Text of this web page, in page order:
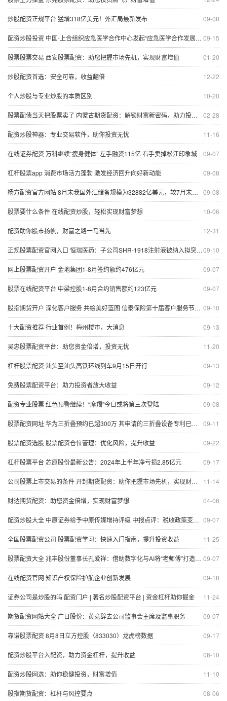
09-08
炒股配资正规平台 猛增318亿美元！外汇局最新发布
09-15
配资炒股投资 中国-上合组织应急医学合作中心发起“应急医学合作发展”倡议
01-20
股票股票交易 西安股票配资：助您把握市场先机，实现财富增值
12-22
炒股配资首选：安全可靠，收益翻倍
10-20
个人炒股与专业炒股的本质区别
02-28
股票配债当天把股票卖了 内蒙古期货配资：解锁财富新密码，助力投资腾飞
11-16
配资炒股神器：专业交易软件，助你投资无忧
09-07
在线证券配资 万科继续“瘦身健体” 左手融资115亿 右手卖掉松江印象城
09-08
杠杆股票app 消费市场活力蓬勃 激发经济回升向好新动能
09-08
杨方配资官方网站 8月末我国外汇储备规模为32882亿美元，较7月末上升318亿美元
10-06
股票要什么条件 在线配资炒股，轻松实现财富梦想
12-31
配资助你股市扬帆，财富之路一马当先
09-10
正规股票配资官网入口 恒瑞医药：子公司SHR-1918注射液被纳入拟突破性治疗品种公示名单
09-07
网上股票配资开户 金地集团1-8月签约额约476亿元
09-07
股票在线配资平台 中梁控股1-8月合约销售额约123亿元
09-10
股指期货开户 深化客户服务 共绘美好蓝图 信泰保险第十届客户服务节杭州站活动圆满举行
09-13
十大配资推荐 行业首例！梅州楼市，大消息
11-20
吴忠股票配资平台：助您资金倍增，投资无忧
09-13
杠杆股票配资 汕头至汕头高铁环线列车9月15日开行
09-12
免费股票配资平台：助力投资者放大收益
09-08
配资专业股票 红色预警继续！“摩羯”今日或将第三次登陆
09-11
股票配资网址 华为三折叠预约已超300万 其申请的三折叠设备专利已获授权
09-22
股票配资选股 股票配资仓位管理：优化风险，提升收益
09-17
杠杆股票平台 芯原股份最新公告：2024年上半年净亏损2.85亿元
11-14
公司股票上市交易的条件 开封期货配资：助你把握市场先机，实现财富梦想
04-06
财达期货配资：助您资金倍增，实现财富梦想
09-07
配资炒股大全 中原证券给予中原传媒增持评级 中报点评：税收政策变化影响短期利润 主营业务依旧稳健
11-25
全国股票配资公司 股票配资学习：快速入门指南，提升投资收益
09-07
股票配资大全 兆丰股份董事长孔爱祥：借助数字化与AI将“老师傅”打造成“大模型”
09-18
在线配资官网 知识产权保险护航企业创新发展
11-24
证券公司是炒股的吗 配资门户 | 著名炒股配资平台 | 资金杠杆助你掘金
09-07
期货配资网站大全 广日股份：黄竞辞去公司监事会主席及监事职务
09-17
靠谱股票配资 8月8日立方控股（833030）龙虎榜数据
06-10
配资炒股平台入配资，助力资金杠杆，提升收益
11-10
配资炒股网选：助你稳健投资，财富增值
08-06
股指期货配资：杠杆与风控要点